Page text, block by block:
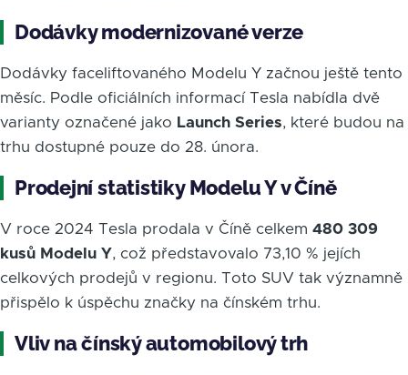
Dodávky modernizované verze
Dodávky faceliftovaného Modelu Y začnou ještě tento
měsíc. Podle oficiálních informací Tesla nabídla dvě
varianty označené jako Launch Series, které budou na
trhu dostupné pouze do 28. února.
Prodejní statistiky Modelu Y v Číně
V roce 2024 Tesla prodala v Číně celkem 480 309
kusů Modelu Y, což představovalo 73,10 % jejích
celkových prodejů v regionu. Toto SUV tak významně
přispělo k úspěchu značky na čínském trhu.
Vliv na čínský automobilový trh